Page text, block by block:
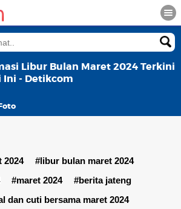
Libur Bulan Maret 2024 Terkini
Ini - Detikcom
2024
#libur bulan maret 2024
#maret 2024
#berita jateng
dan cuti bersama maret 2024